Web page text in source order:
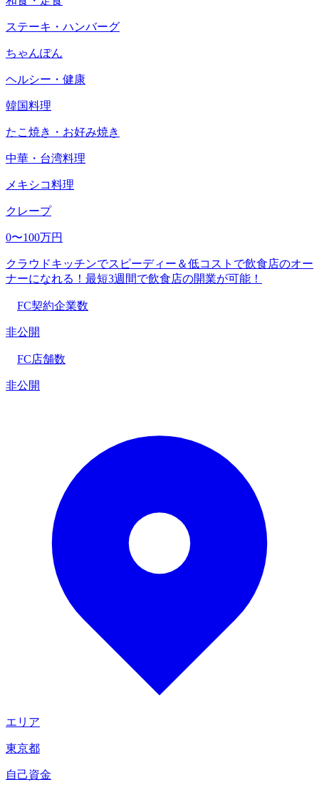
ステーキ・ハンバーグ
ちゃんぽん
ヘルシー・健康
韓国料理
たこ焼き・お好み焼き
中華・台湾料理
メキシコ料理
クレープ
0〜100万円
クラウドキッチンでスピーディー＆低コストで飲食店のオー
ナーになれる！最短3週間で飲食店の開業が可能！
FC契約企業数
非公開
FC店舗数
非公開
エリア
東京都
自己資金